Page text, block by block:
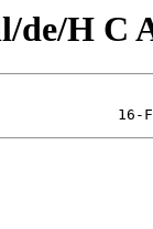
de/H C